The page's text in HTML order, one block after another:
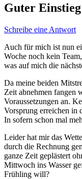
Guter Einstieg
Schreibe eine Antwort
Auch für mich ist nun
Woche noch kein
was auf mich die
Da meine beiden
Zeit abnehmen fangen
Voraussetzungen an.
Vorsprung erreichen in
In sofern schon mal
Leider hat mir das
durch die Rechnung
ganze Zeit geplästert
Mittwoch ins Wasser
Frühling will?